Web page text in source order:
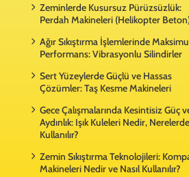
Zeminlerde Kusursuz Pürüzsüzlük:
Perdah Makineleri (Helikopter
Ağır Sıkıştırma İşlemlerinde
Performans: Vibrasyonlu Silindirler
Sert Yüzeylerde Güçlü ve Hassas
Çözümler: Taş Kesme Makineleri
Gece Çalışmalarında Kesintisiz Güç
Aydınlık: Işık Kuleleri Nedir, Nerelerde
Kullanılır?
Zemin Sıkıştırma Teknolojileri:
Makineleri Nedir ve Nasıl Kullanılır?